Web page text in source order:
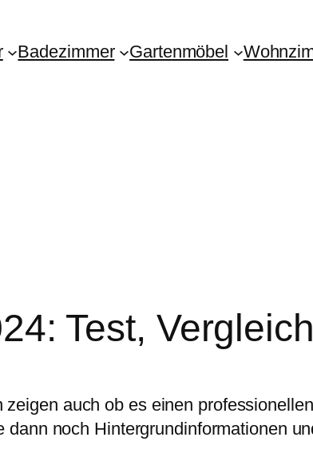
Badezimmer Gartenmöbel
Test,
auch ob es einen
noch Hintergrundinformationen